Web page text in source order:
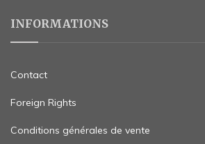
INFORMATIONS
Contact
Foreign Rights
Conditions générales de vente